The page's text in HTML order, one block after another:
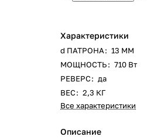
Характеристики
d ПАТРОНА: 13 ММ
МОЩНОСТЬ: 710 Вт
РЕВЕРС: да
ВЕС: 2,3 КГ
Все характеристики
Описание